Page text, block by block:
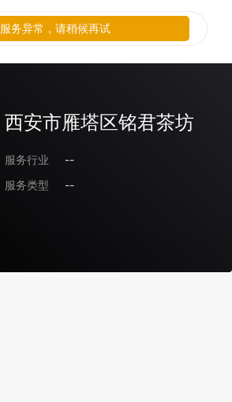
西安市雁塔区铭君茶坊
服务行业
--
服务类型
--
服务异常，请稍候再试